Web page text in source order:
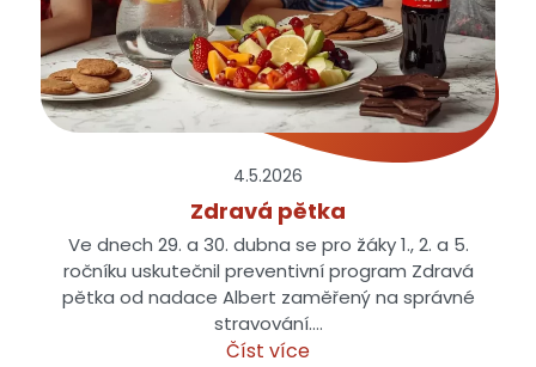
4.5.2026
Zdravá pětka
Ve dnech 29. a 30. dubna se pro žáky 1., 2. a 5.
ročníku uskutečnil preventivní program Zdravá
pětka od nadace Albert zaměřený na správné
stravování.…
Číst více